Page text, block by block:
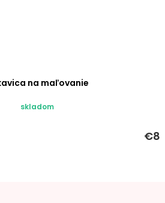
na maľovanie
skladom
€8